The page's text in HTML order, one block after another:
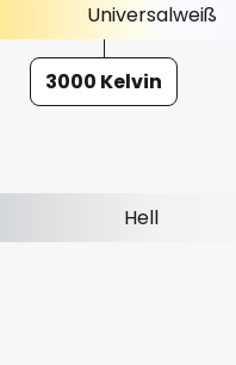
Universalweiß
3000 Kelvin
Hell